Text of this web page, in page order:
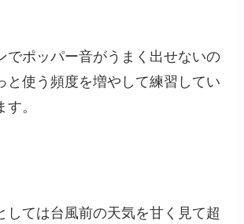
でポッパー音がうまく出せないの
と使う頻度を増やして練習してい
。
しては台風前の天気を甘く見て超